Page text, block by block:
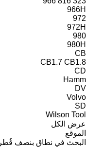
966H
972
972H
980
980H
CB
CB1.7 CB1.8
CD
Hamm
DV
Volvo
SD
Wilson Tool
عرض الكل
الموقع
البحث في نطاق بنصف قُطر